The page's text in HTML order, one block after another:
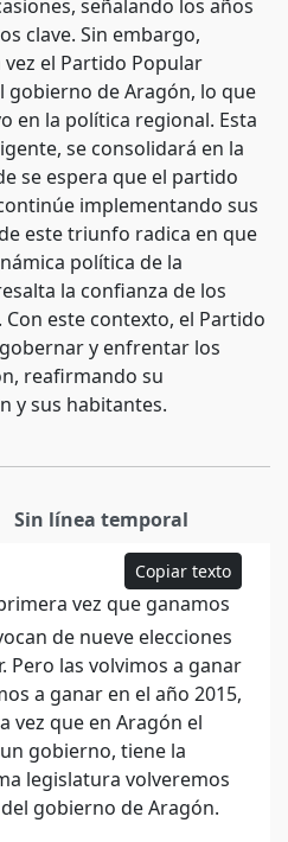
señalando los años
clave. Sin embargo,
el Partido Popular
gobierno de Aragón, lo que
en la política regional. Esta
se consolidará en la
se espera que el partido
implementando sus
este triunfo radica en que
política de la
la confianza de los
este contexto, el Partido
y enfrentar los
reafirmando su
y sus habitantes.
Sin línea temporal
Copiar texto
vez que ganamos
de nueve elecciones
Pero las volvimos a ganar
a ganar en el año 2015,
vez que en Aragón el
gobierno, tiene la
legislatura volveremos
gobierno de Aragón.